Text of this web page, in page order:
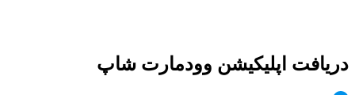
دریافت اپلیکیشن وودمارت شاپ